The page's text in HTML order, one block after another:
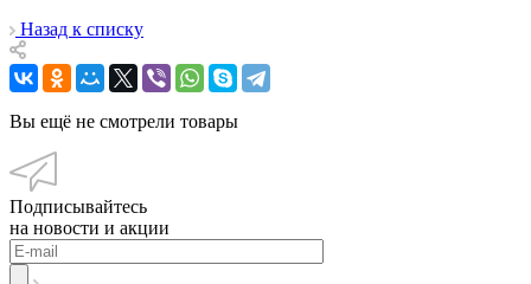
Назад к списку
Вы ещё не смотрели товары
Подписывайтесь
на новости и акции